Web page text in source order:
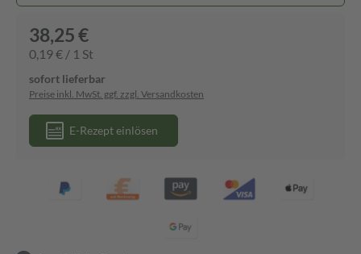
38,25 €
0,19 € / 1 St
sofort lieferbar
Preise inkl. MwSt. ggf. zzgl. Versandkosten
E-Rezept einlösen